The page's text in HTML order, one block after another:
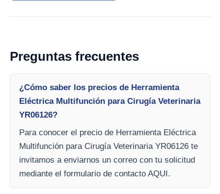
Preguntas frecuentes
¿Cómo saber los precios de Herramienta
Eléctrica Multifunción para Cirugía Veterinaria
YR06126?
Para conocer el precio de Herramienta Eléctrica
Multifunción para Cirugía Veterinaria YR06126 te
invitamos a enviarnos un correo con tu solicitud
mediante el formulario de contacto AQUI.